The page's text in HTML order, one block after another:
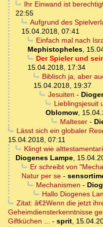
Ihr Einwand ist
22:55
Aufgrund des
15.04.2018, 07:41
Einfach mal nach
Mephistopheles,
Der Spieler und
15.04.2018, 17:34
Biblisch ja, aber
15.04.2018, 19:37
Jesuiten -
Lieblingsjesuit
Oblomow,
Malteser-
Lässt sich ein globaler
15.04.2018, 07:11
Klingt wie
Diogenes Lampe,
Er schreibt von
Natur per se -
Mechanismen -
Hallo Diogenes
Zitat: â€žWenn die jetzt
Geheimdiensterkenntnisse
Giftküchen ... - sprit,